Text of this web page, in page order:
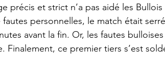
précis et strict n’a pas aidé les
personnelles, le match était
avant la fin. Or, les fautes
Finalement, ce premier tiers s’est